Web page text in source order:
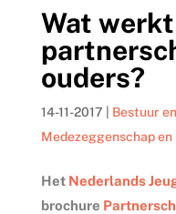
Wat
ouders?
14-11-2017 Bestuur
Medezeggenschap en
Het Nederlands
brochure